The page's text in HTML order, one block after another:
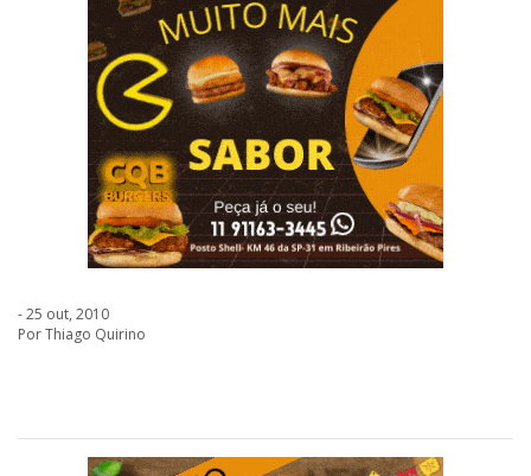
- 25 out, 2010
Por Thiago Quirino